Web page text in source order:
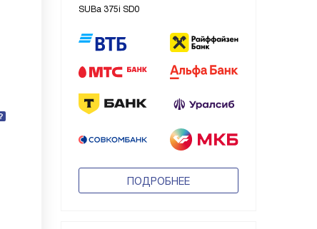
SUBa 375i SD0
ПОДРОБНЕЕ